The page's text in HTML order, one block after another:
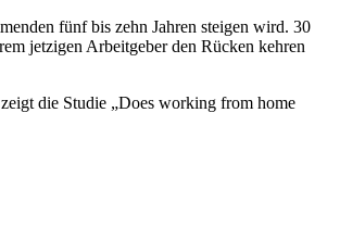
fünf bis zehn Jahren steigen wird. 30
jetzigen Arbeitgeber den Rücken kehren
die Studie „Does working from home